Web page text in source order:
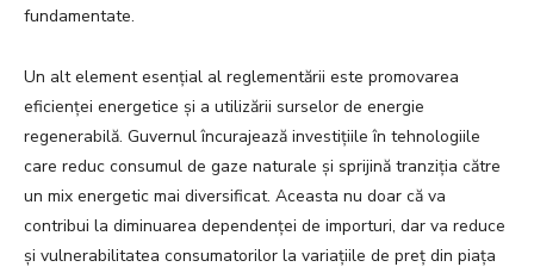
fundamentate.
Un alt element esențial al reglementării este promovarea
eficienței energetice și a utilizării surselor de energie
regenerabilă. Guvernul încurajează investițiile în tehnologiile
care reduc consumul de gaze naturale și sprijină tranziția către
un mix energetic mai diversificat. Aceasta nu doar că va
contribui la diminuarea dependenței de importuri, dar va reduce
și vulnerabilitatea consumatorilor la variațiile de preț din piața